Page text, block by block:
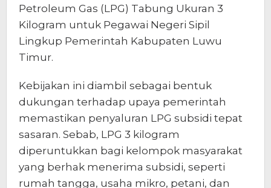
Petroleum Gas (LPG) Tabung Ukuran 3
Kilogram untuk Pegawai Negeri Sipil
Lingkup Pemerintah Kabupaten Luwu
Timur.
Kebijakan ini diambil sebagai bentuk
dukungan terhadap upaya pemerintah
memastikan penyaluran LPG subsidi tepat
sasaran. Sebab, LPG 3 kilogram
diperuntukkan bagi kelompok masyarakat
yang berhak menerima subsidi, seperti
rumah tangga, usaha mikro, petani, dan